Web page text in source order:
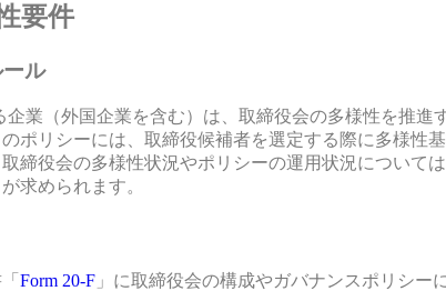
要件
ル
業（外国企業を含む）は、取締役会の多様性を推進
ポリシーには、取締役候補者を選定する際に多様性
締役会の多様性状況やポリシーの運用状況について
求められます。
Form 20‑F 」に取締役会の構成やガバナンスポリシー